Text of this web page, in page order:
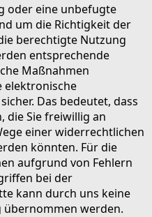
oder eine unbefugte
um die Richtigkeit der
berechtigte Nutzung
entsprechende
Maßnahmen
elektronische
Das bedeutet, dass
die Sie freiwillig an
einer widerrechtlichen
könnten. Für die
aufgrund von Fehlern
bei der
kann durch uns keine
werden.